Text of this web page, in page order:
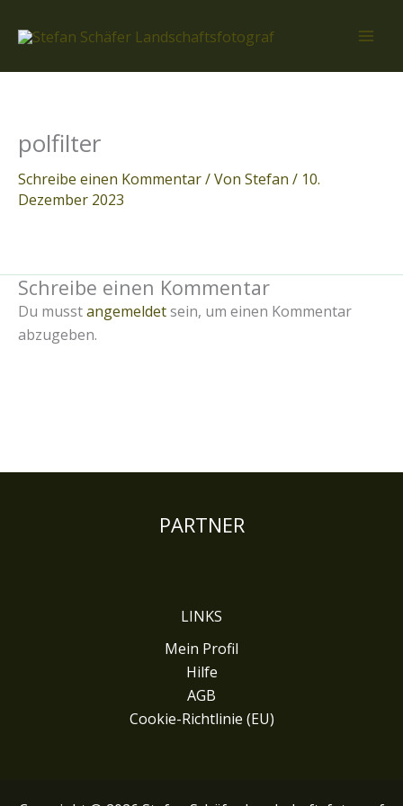
Inhalt
polfilter
Schreibe einen Kommentar/ Von Stefan / 10.
Dezember 2023
Schreibe einen Kommentar
Du musstangemeldetsein, um einen Kommentar
abzugeben.
PARTNER
LINKS
Mein Profil
Hilfe
AGB
Cookie-Richtlinie (EU)